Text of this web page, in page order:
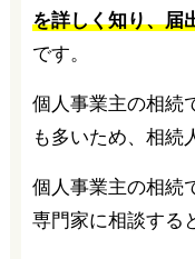
を詳しく知り、届
です。
個人事業主の相続
も多いため、相続
個人事業主の相続
専門家に相談する